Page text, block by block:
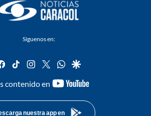
Síguenos en:
facebook
tiktok instagram
twitterwhatsapp
google
contenido en
youtube-
nuestra app en